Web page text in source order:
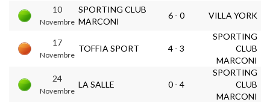
10
Novembre
SPORTING CLUB
MARCONI
6 - 0 VILLA YORK
17
Novembre
TOFFIA SPORT 4 - 3
SPORTING
CLUB
MARCONI
24
Novembre
LA SALLE 0 - 4
SPORTING
CLUB
MARCONI